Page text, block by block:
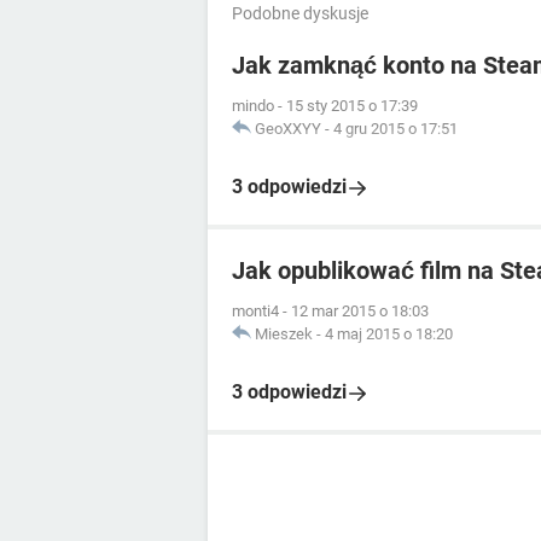
Podobne dyskusje
Jak zamknąć konto na
mindo - 15 sty 2015 o 17:39
GeoXXYY - 4 gru 2015 o 17:51
3 odpowiedzi
Jak opublikować film na
monti4 - 12 mar 2015 o 18:03
Mieszek - 4 maj 2015 o 18:20
3 odpowiedzi